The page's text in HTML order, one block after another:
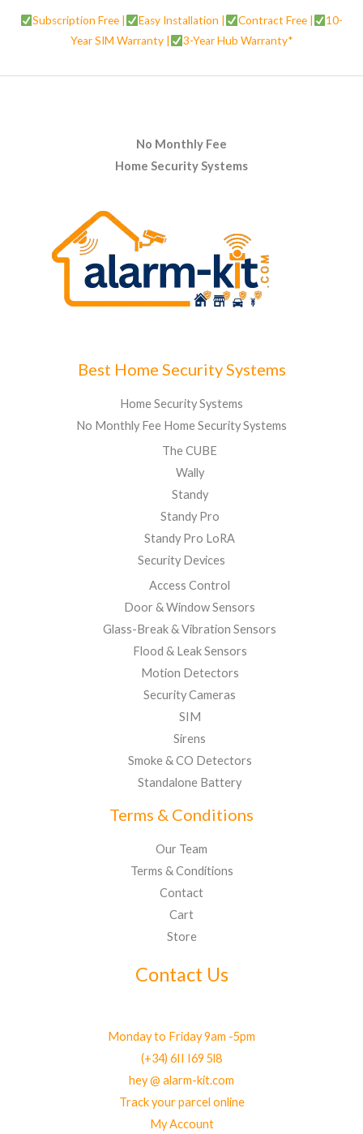
Subscription Free | Easy Installation | Contract Free |
10-
Year SIM Warranty |
3-Year Hub Warranty*
No Monthly Fee
Home Security Systems
Best Home Security Systems
Home Security Systems
No Monthly Fee Home Security Systems
The CUBE
Wally
Standy
Standy Pro
Standy Pro LoRA
Security Devices
Access Control
Door & Window Sensors
Glass-Break & Vibration Sensors
Flood & Leak Sensors
Motion Detectors
Security Cameras
SIM
Sirens
Smoke & CO Detectors
Standalone Battery
Terms & Conditions
Our Team
Terms & Conditions
Contact
Cart
Store
Contact Us
Monday to Friday 9am -5pm
(+34) 6II I69 5l8
hey @ alarm-kit.com
Track your parcel online
My Account